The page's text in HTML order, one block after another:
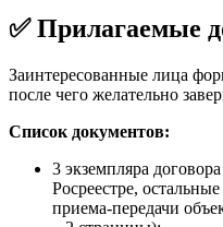
✅ Прилагаемые
Заинтересованные лица
после чего желательно
Список документов:
3 экземпляра
Росреестре,
приема-передачи